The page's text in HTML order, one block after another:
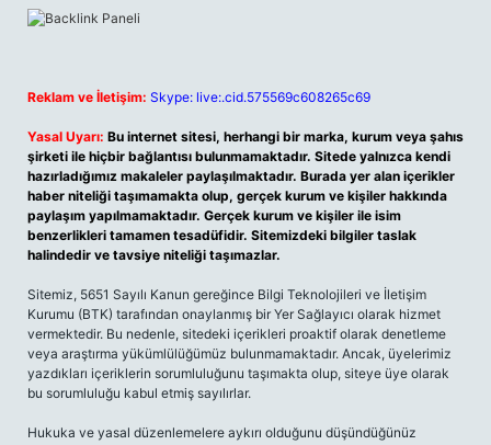
Reklam ve İletişim: Skype: live:.cid.575569c608265c69
Yasal Uyarı: Bu internet sitesi, herhangi bir marka, kurum veya şahıs
şirketi ile hiçbir bağlantısı bulunmamaktadır. Sitede yalnızca kendi
hazırladığımız makaleler paylaşılmaktadır. Burada yer alan içerikler
haber niteliği taşımamakta olup, gerçek kurum ve kişiler hakkında
paylaşım yapılmamaktadır. Gerçek kurum ve kişiler ile isim
benzerlikleri tamamen tesadüfidir. Sitemizdeki bilgiler taslak
halindedir ve tavsiye niteliği taşımazlar.
Sitemiz, 5651 Sayılı Kanun gereğince Bilgi Teknolojileri ve İletişim
Kurumu (BTK) tarafından onaylanmış bir Yer Sağlayıcı olarak hizmet
vermektedir. Bu nedenle, sitedeki içerikleri proaktif olarak denetleme
veya araştırma yükümlülüğümüz bulunmamaktadır. Ancak, üyelerimiz
yazdıkları içeriklerin sorumluluğunu taşımakta olup, siteye üye olarak
bu sorumluluğu kabul etmiş sayılırlar.
Hukuka ve yasal düzenlemelere aykırı olduğunu düşündüğünüz